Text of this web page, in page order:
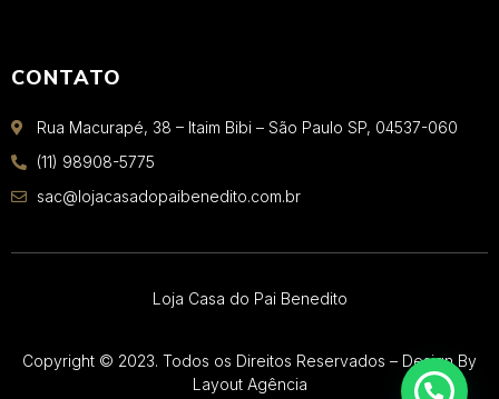
CONTATO
Rua Macurapé, 38 – Itaim Bibi – São Paulo SP, 04537-060
(11) 98908-5775
sac@lojacasadopaibenedito.com.br
Loja Casa do Pai Benedito
Copyright © 2023. Todos os Direitos Reservados – Design By
Layout Agência